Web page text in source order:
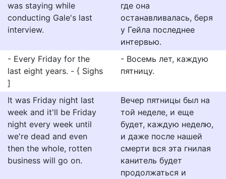
was staying while
conducting Gale's last
interview.
где она
останавливалась, беря
у Гейла последнее
интервью.
- Every Friday for the
last eight years. - { Sighs
]
- Восемь лет, каждую
пятницу.
It was Friday night last
week and it'll be Friday
night every week until
we're dead and even
then the whole, rotten
business will go on.
Вечер пятницы был на
той неделе, и еще
будет, каждую неделю,
и даже после нашей
смерти вся эта гнилая
канитель будет
продолжаться и